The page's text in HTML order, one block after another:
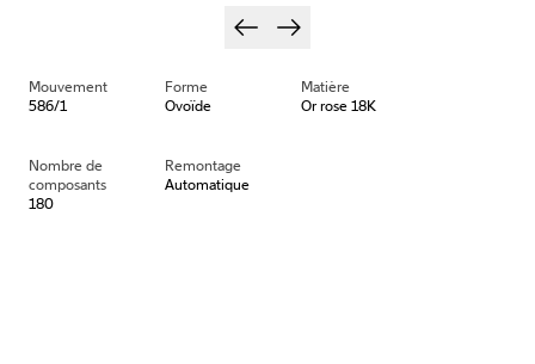
Mouvement
586/1
Forme
Ovoïde
Matière
Or rose 18K
Nombre de
composants
180
Remontage
Automatique